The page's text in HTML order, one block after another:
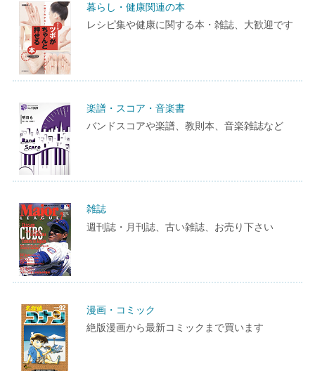
暮らし・健康関連の本
レシピ集や健康に関する本・雑誌、大歓迎です
楽譜・スコア・音楽書
バンドスコアや楽譜、教則本、音楽雑誌など
雑誌
週刊誌・月刊誌、古い雑誌、お売り下さい
漫画・コミック
絶版漫画から最新コミックまで買います